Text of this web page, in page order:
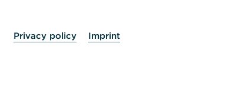
Privacy policy Imprint